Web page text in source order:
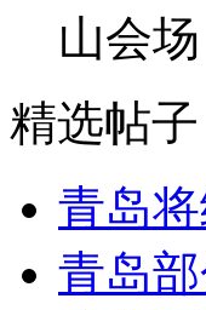
山会
精选帖子
青岛
青岛